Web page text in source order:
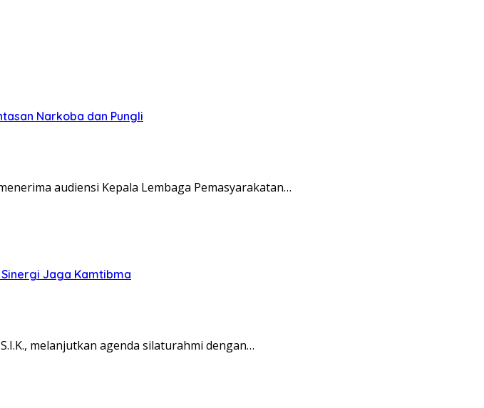
Narkoba dan Pungli
audiensi Kepala Lembaga Pemasyarakatan…
Jaga Kamtibma
melanjutkan agenda silaturahmi dengan…